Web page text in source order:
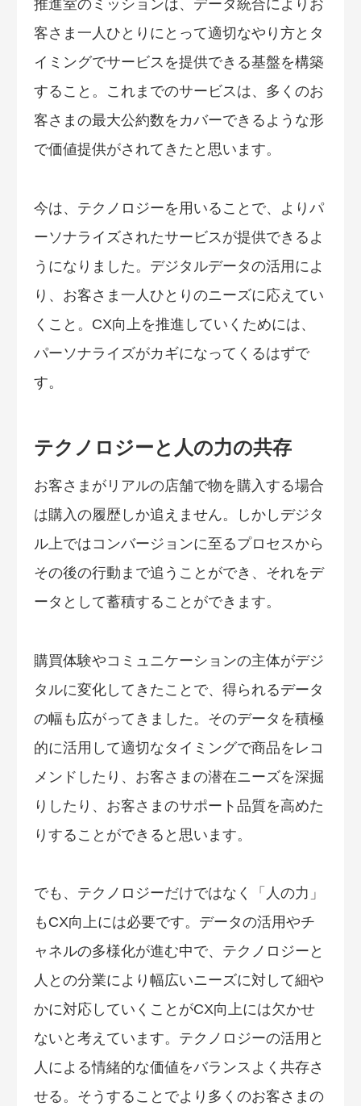
推進室のミッションは、データ統合によりお
客さま一人ひとりにとって適切なやり方とタ
イミングでサービスを提供できる基盤を構築
すること。これまでのサービスは、多くのお
客さまの最大公約数をカバーできるような形
で価値提供がされてきたと思います。
今は、テクノロジーを用いることで、よりパ
ーソナライズされたサービスが提供できるよ
うになりました。デジタルデータの活用によ
り、お客さま一人ひとりのニーズに応えてい
くこと。CX向上を推進していくためには、
パーソナライズがカギになってくるはずで
す。
テクノロジーと人の力の共存
お客さまがリアルの店舗で物を購入する場合
は購入の履歴しか追えません。しかしデジタ
ル上ではコンバージョンに至るプロセスから
その後の行動まで追うことができ、それをデ
ータとして蓄積することができます。
購買体験やコミュニケーションの主体がデジ
タルに変化してきたことで、得られるデータ
の幅も広がってきました。そのデータを積極
的に活用して適切なタイミングで商品をレコ
メンドしたり、お客さまの潜在ニーズを深掘
りしたり、お客さまのサポート品質を高めた
りすることができると思います。
でも、テクノロジーだけではなく「人の力」
もCX向上には必要です。データの活用やチ
ャネルの多様化が進む中で、テクノロジーと
人との分業により幅広いニーズに対して細や
かに対応していくことがCX向上には欠かせ
ないと考えています。テクノロジーの活用と
人による情緒的な価値をバランスよく共存さ
せる。そうすることでより多くのお客さまの